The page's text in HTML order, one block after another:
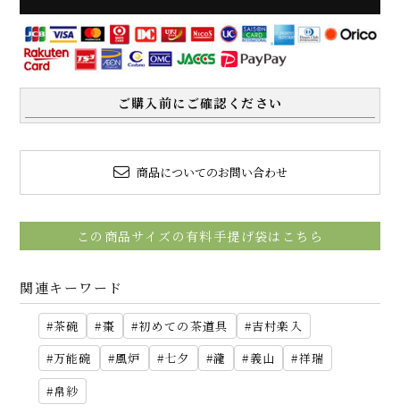
ご購入前にご確認ください
商品についてのお問い合わせ
この商品サイズの有料手提げ袋はこちら
関連キーワード
茶碗 棗 初めての茶道具
吉村楽入
万能碗
風炉 七夕 瀧 義山
祥瑞
帛紗